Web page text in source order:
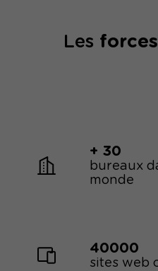
Les forces
+ 30
bureaux
monde
40000
sites web